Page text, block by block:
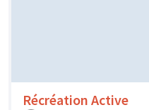
Récréation Active